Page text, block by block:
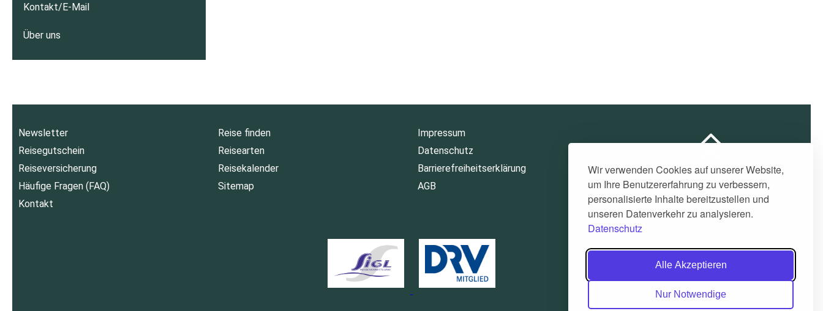
Wir verwenden Cookies auf unserer Website,
um Ihre Benutzererfahrung zu verbessern,
personalisierte Inhalte bereitzustellen und
unseren Datenverkehr zu analysieren.
Datenschutz
Alle Akzeptieren
Nur Notwendige
Kontakt/E-Mail
Über uns
Newsletter
Reisegutschein
Reiseversicherung
Häufige Fragen (FAQ)
Kontakt
Reise finden
Reisearten
Reisekalender
Sitemap
Impressum
Datenschutz
Barrierefreiheitserklärung
AGB